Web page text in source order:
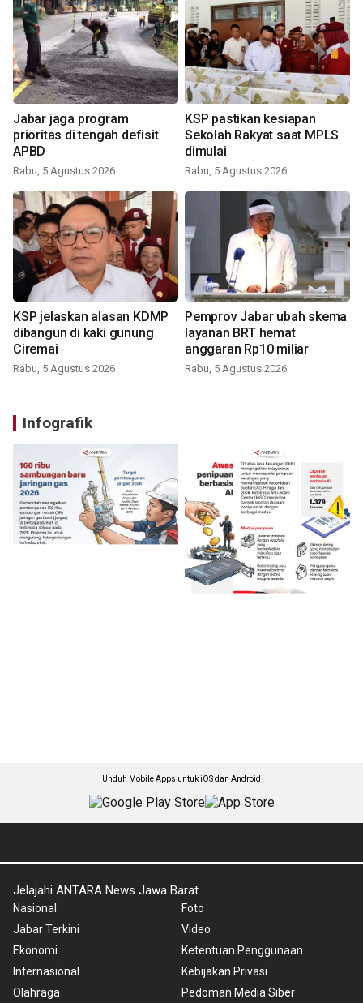
Jabar jaga program
prioritas di tengah defisit
APBD
Rabu, 5 Agustus 2026
KSP pastikan kesiapan
Sekolah Rakyat saat MPLS
dimulai
Rabu, 5 Agustus 2026
KSP jelaskan alasan KDMP
dibangun di kaki gunung
Ciremai
Rabu, 5 Agustus 2026
Pemprov Jabar ubah skema
layanan BRT hemat
anggaran Rp10 miliar
Rabu, 5 Agustus 2026
Infografik
Unduh Mobile Apps untuk iOS dan Android
Jelajahi ANTARA News Jawa Barat
Nasional
Jabar Terkini
Ekonomi
Internasional
Olahraga
Foto
Video
Ketentuan Penggunaan
Kebijakan Privasi
Pedoman Media Siber